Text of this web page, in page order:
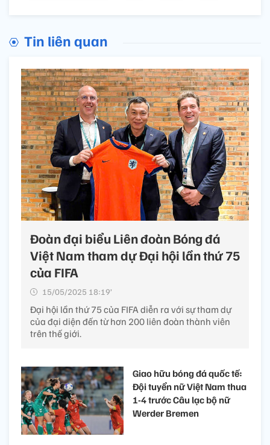
Tin liên quan
Đoàn đại biểu Liên đoàn Bóng đá
Việt Nam tham dự Đại hội lần thứ 75
của FIFA
15/05/2025 18:19’
Đại hội lần thứ 75 của FIFA diễn ra với sự tham dự
của đại diện đến từ hơn 200 liên đoàn thành viên
trên thế giới.
Giao hữu bóng đá quốc tế:
Đội tuyển nữ Việt Nam thua
1-4 trước Câu lạc bộ nữ
Werder Bremen